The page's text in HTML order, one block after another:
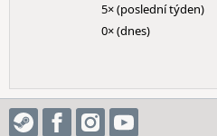
5× (poslední týden)
0× (dnes)